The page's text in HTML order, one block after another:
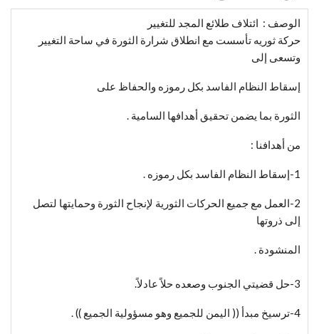
الوصف : ائتلاف طلائع المجد للتغيير
حركة ثوريه تأسست مع انطلاق شرارة الثورة في ساحة التغيير
وتسعى إلى
إسقاط النظام الفاسد بكل رموزه والحفاظ على
الثورة بما يضمن تحقيق أهدافها السامية .
من أهدافنا :
1-إسقاط النظام الفاسد بكل رموزه .
2-العمل مع جميع الحركات الثورية لإنجاح الثورة وحمايتها لتصل
إلى ذروتها
المنشودة .
3-حل قضيتي الجنوب وصعده حلاً عادلاً.
4-ترسيخ مبدأ (( اليمن للجميع وهو مسؤولية الجميع )) .